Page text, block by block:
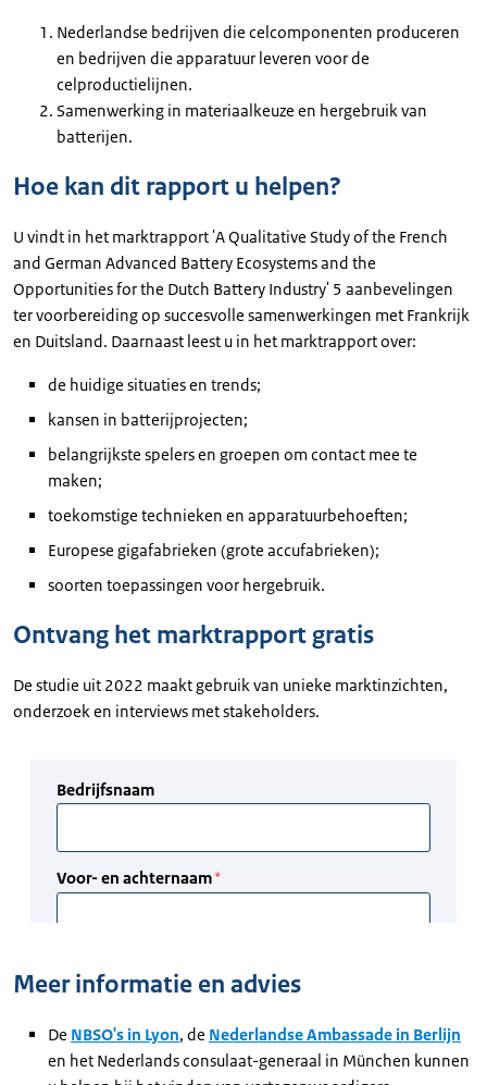
Nederlandse bedrijven die celcomponenten produceren
en bedrijven die apparatuur leveren voor de
celproductielijnen.
Samenwerking in materiaalkeuze en hergebruik van
batterijen.
Hoe kan dit rapport u helpen?
U vindt in het marktrapport 'A Qualitative Study of the French
and German Advanced Battery Ecosystems and the
Opportunities for the Dutch Battery Industry' 5 aanbevelingen
ter voorbereiding op succesvolle samenwerkingen met Frankrijk
en Duitsland. Daarnaast leest u in het marktrapport over:
de huidige situaties en trends;
kansen in batterijprojecten;
belangrijkste spelers en groepen om contact mee te
maken;
toekomstige technieken en apparatuurbehoeften;
Europese gigafabrieken (grote accufabrieken);
soorten toepassingen voor hergebruik.
Ontvang het marktrapport gratis
De studie uit 2022 maakt gebruik van unieke marktinzichten,
onderzoek en interviews met stakeholders.
Meer informatie en advies
De NBSO's in Lyon, de Nederlandse Ambassade in Berlijn
en het Nederlands consulaat-generaal in München kunnen